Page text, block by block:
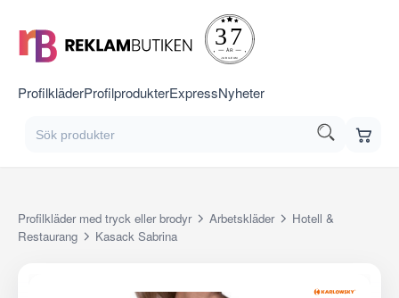
ProfilkläderProfilprodukterExpressNyheter
Profilkläder med tryck eller brodyr Arbetskläder
Hotell &
Restaurang
Kasack Sabrina